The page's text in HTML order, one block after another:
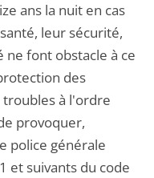
ans la nuit en cas
leur sécurité,
font obstacle à ce
des
à l'ordre
provoquer,
police générale
et suivants du code